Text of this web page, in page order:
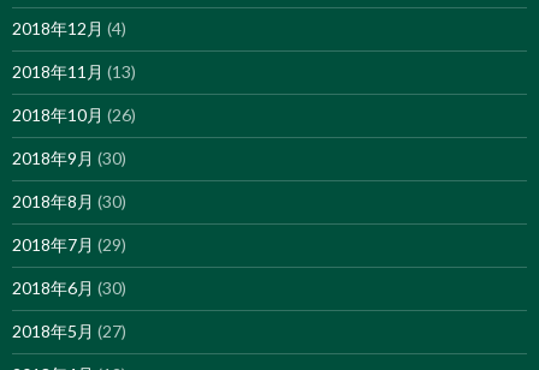
2018年12月 (4)
2018年11月 (13)
2018年10月 (26)
2018年9月 (30)
2018年8月 (30)
2018年7月 (29)
2018年6月 (30)
2018年5月 (27)